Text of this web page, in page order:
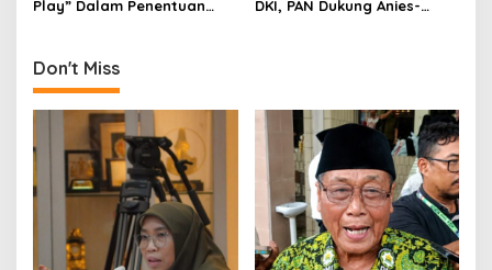
Play” Dalam Penentuan
DKI, PAN Dukung Anies-
Don't Miss